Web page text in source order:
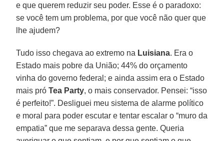
e que querem reduzir seu poder. Esse é o paradoxo:
se você tem um problema, por que você não quer que
lhe ajudem?
Tudo isso chegava ao extremo na Luisiana. Era o
Estado mais pobre da União; 44% do orçamento
vinha do governo federal; e ainda assim era o Estado
mais próTea Party, o mais conservador. Pensei: “isso
é perfeito!”. Desliguei meu sistema de alarme político
e moral para poder escutar e tentar escalar o “muro da
empatia” que me separava dessa gente. Queria